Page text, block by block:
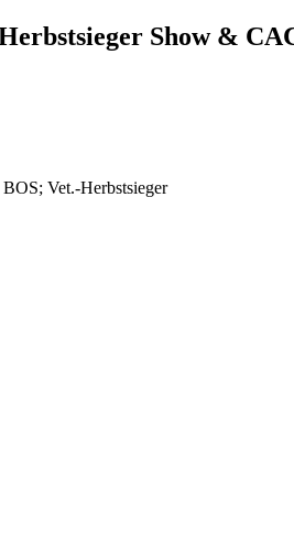
Show &
Vet.-Herbstsieger